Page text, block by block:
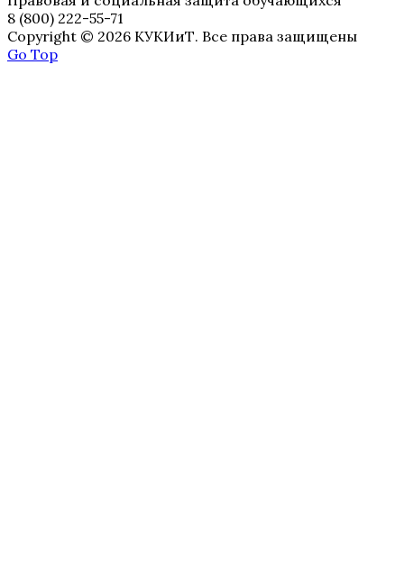
8 (800) 222-55-71
Copyright © 2026 КУКИиТ. Все права защищены
Go Top